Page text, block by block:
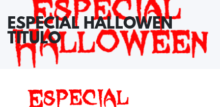
ESPECIAL HALLOWEN
TITULO